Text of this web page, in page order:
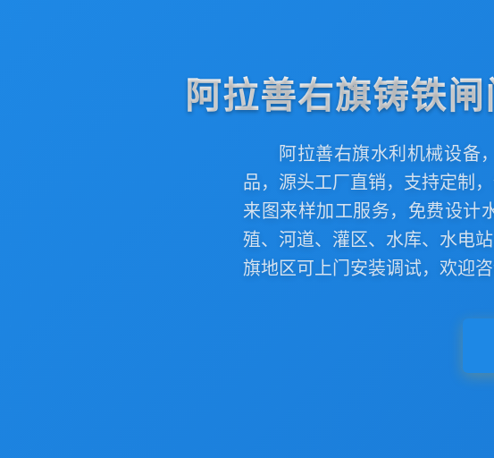
阿拉善右旗铸铁
阿拉善右旗水利机械设备
品，源头工厂直销，支持定制
来图来样加工服务，免费设计
殖、河道、灌区、水库、水电
旗地区可上门安装调试，欢迎咨